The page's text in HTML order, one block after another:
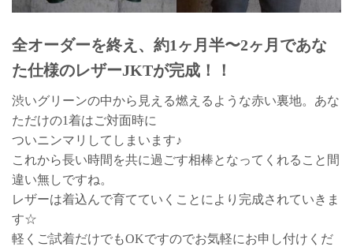
全オーダーを終え、約1ヶ月半〜2ヶ月であな
た仕様のレザーJKTが完成！！
渋いグリーンの中から見える燃えるような赤い裏地。あな
ただけの1着はご対面時に
ついニンマリしてしまいます♪
これから長い時間を共に過ごす相棒となってくれること間
違い無しですね。
レザーは着込んで育てていくことにより完成されていきま
す☆
軽くご試着だけでもOKですのでお気軽にお申し付けくだ